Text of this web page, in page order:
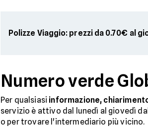
Polizze Viaggio: prezzi da 0.70€ al
Numero verde
Per qualsiasi informazione,
servizio è attivo dal lunedì al giovedì
o per trovare l'intermediario più vicino.